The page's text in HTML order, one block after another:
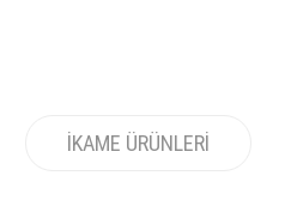
İKAME ÜRÜNLERI